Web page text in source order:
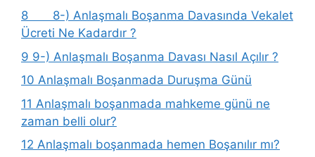
8 8-) Anlaşmalı Boşanma Davasında Vekalet
Ücreti Ne Kadardır ?
9 9-) Anlaşmalı Boşanma Davası Nasıl Açılır ?
10 Anlaşmalı Boşanmada Duruşma Günü
11 Anlaşmalı boşanmada mahkeme günü ne
zaman belli olur?
12 Anlaşmalı boşanmada hemen Boşanılır mı?